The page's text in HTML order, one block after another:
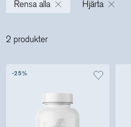
Utbildning
För återförsäljare
Rensa alla Hjärta
2 produkter
-25%